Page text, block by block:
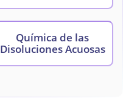
Química de las
Disoluciones Acuosas